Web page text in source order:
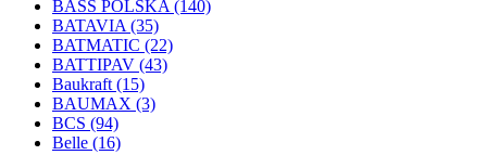
BASS POLSKA (140)
BATAVIA (35)
BATMATIC (22)
BATTIPAV (43)
Baukraft (15)
BAUMAX (3)
BCS (94)
Belle (16)